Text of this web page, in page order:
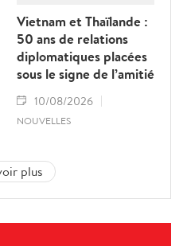
Vietnam et Thaïlande :
50 ans de relations
diplomatiques placées
sous le signe de l’amitié
10/08/2026
NOUVELLES
plus